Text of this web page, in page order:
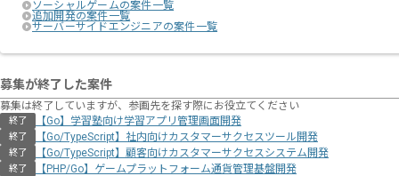
ソーシャルゲームの案件一覧
追加開発の案件一覧
サーバーサイドエンジニアの案件一覧
募集が終了した案件
募集は終了していますが、参画先を探す際にお役立てください
終了 【Go】学習塾向け学習アプリ管理画面開発
終了 【Go/TypeScript】社内向けカスタマーサクセスツール開発
終了 【Go/TypeScript】顧客向けカスタマーサクセスシステム開発
終了 【PHP/Go】ゲームプラットフォーム通貨管理基盤開発